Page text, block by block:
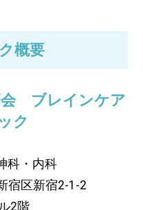
概要
会 ブレインケア
ク
科・内科
宿区新宿2-1-2
2階